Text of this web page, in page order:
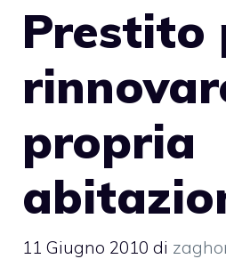
Prestito
propria
11 Giugno 2010 di